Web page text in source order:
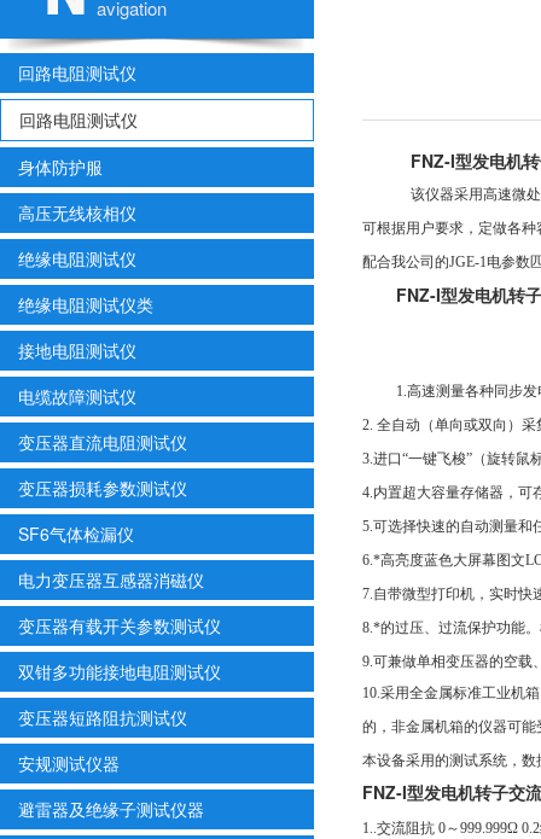
avigation
回路电阻测试仪
回路电阻测试仪
身体防护服
高压无线核相仪
绝缘电阻测试仪
绝缘电阻测试仪类
接地电阻测试仪
电缆故障测试仪
变压器直流电阻测试仪
变压器损耗参数测试仪
SF6气体检漏仪
电力变压器互感器消磁仪
变压器有载开关参数测试仪
双钳多功能接地电阻测试仪
变压器短路阻抗测试仪
安规测试仪器
避雷器及绝缘子测试仪器
FNZ-I型发电机
该仪器采用高速微
可根据用户要求，定做各
配合我公司的JGE-1电参
FNZ-I型发电机转
1.高速测量各种同步
2. 全自动（单向或双向）
3.进口“一键飞梭”（旋转鼠
4.内置超大容量存储器，可
5.可选择快速的自动测量和
6.*高亮度蓝色大屏幕图文
7.自带微型打印机，实时快
8.*的过压、过流保护功能
9.可兼做单相变压器的空载
10.采用全金属标准工业机
的，非金属机箱的仪器可
本设备采用的测试系统，
FNZ-I型发电机转子交
1..交流阻抗 0～999.999Ω